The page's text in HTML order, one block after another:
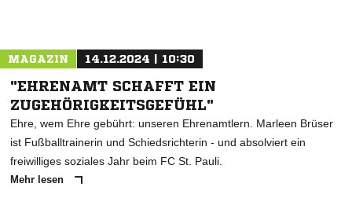
MAGAZIN 14.12.2024 | 10:30
"EHRENAMT SCHAFFT EIN
ZUGEHÖRIGKEITSGEFÜHL"
Ehre, wem Ehre gebührt: unseren Ehrenamtlern. Marleen Brüser
ist Fußballtrainerin und Schiedsrichterin - und absolviert ein
freiwilliges soziales Jahr beim FC St. Pauli.
Mehr lesen